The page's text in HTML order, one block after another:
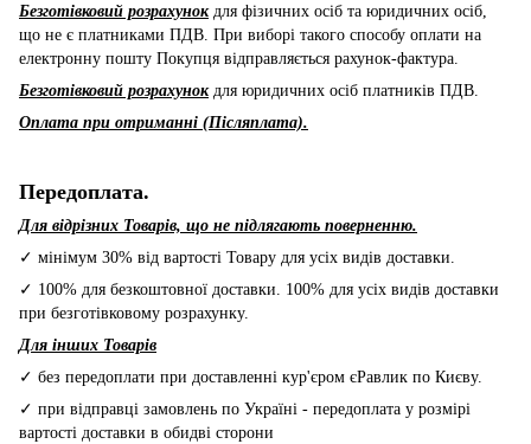
Безготівковий розрахунокдля фізичних осіб та юридичних осіб,
що не є платниками ПДВ. При виборі такого способу оплати на
електронну пошту Покупця відправляється рахунок-фактура.
Безготівковий розрахунокдля юридичних осіб платників ПДВ.
Оплата при отриманні (Післяплата).
Передоплата.
Для відрізних Товарів, що не підлягають поверненню.
✓ мінімум 30% від вартості Товару для усіх видів доставки.
✓ 100% для безкоштовної доставки. 100% для усіх видів доставки
при безготівковому розрахунку.
Для інших Товарів
✓ без передоплати при доставленні кур'єром єРавлик по Києву.
✓ при відправці замовлень по Україні - передоплата у розмірі
вартості доставки в обидві сторони